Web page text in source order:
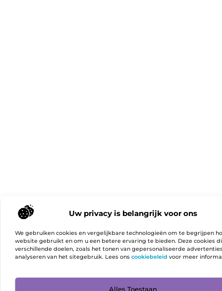
Uw privacy is belangrijk voor ons
We gebruiken cookies en vergelijkbare technologieën om te begrijpen
website gebruikt en om u een betere ervaring te bieden. Deze cookies
verschillende doelen, zoals het tonen van gepersonaliseerde
analyseren van het sitegebruik. Lees ons cookiebeleid voor meer
Alles Toestaan